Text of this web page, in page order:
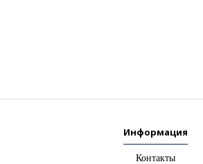
Информация
Контакты